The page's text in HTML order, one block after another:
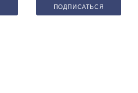
ПОДПИСАТЬСЯ